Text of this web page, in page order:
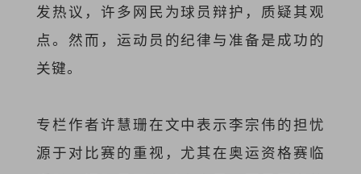
发热议，许多网民为球员辩护，质疑其观
点。然而，运动员的纪律与准备是成功的
关键。
专栏作者许慧珊在文中表示李宗伟的担忧
源于对比赛的重视，尤其在奥运资格赛临